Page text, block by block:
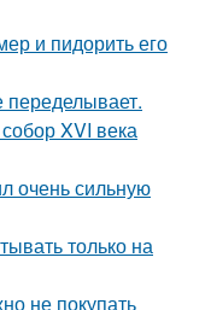
и пидорить его
переделывает.
XVI века
очень сильную
только на
не покупать